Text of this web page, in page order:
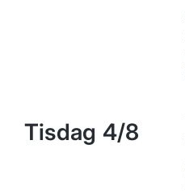
Tisdag 4/8